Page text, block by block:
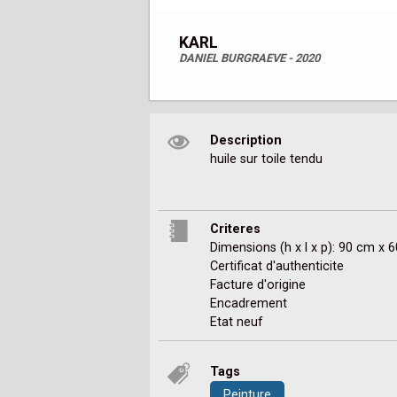
KARL
DANIEL BURGRAEVE - 2020
Description
huile sur toile tendu
Criteres
Dimensions (h x l x p): 90 cm x
Certificat d'authenticite
Facture d'origine
Encadrement
Etat neuf
Tags